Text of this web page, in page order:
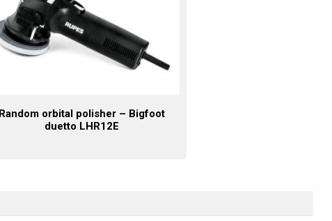
Random orbital polisher – Bigfoot
duetto LHR12E